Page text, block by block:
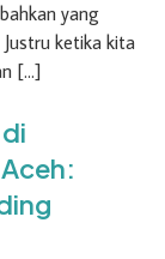
yang
ketika kita
[…]